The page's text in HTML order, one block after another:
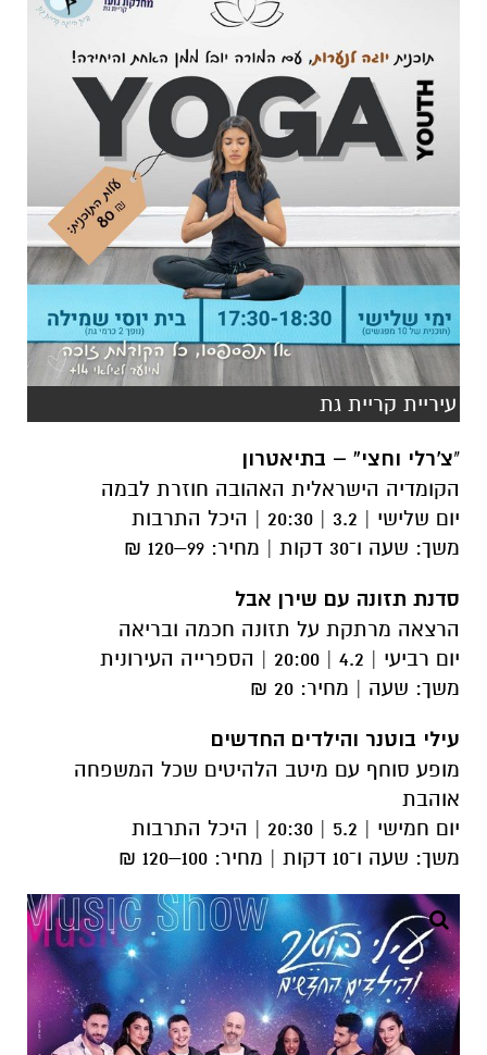
עיריית קריית גת
"צ'רלי וחצי” – בתיאטרון
הקומדיה הישראלית האהובה חוזרת לבמה
יום שלישי | 3.2 | 20:30 | היכל התרבות
משך: שעה ו־30 דקות | מחיר: 99–120 ₪
סדנת תזונה עם שירן אבל
הרצאה מרתקת על תזונה חכמה ובריאה
יום רביעי | 4.2 | 20:00 | הספרייה העירונית
משך: שעה | מחיר: 20 ₪
עילי בוטנר והילדים החדשים
מופע סוחף עם מיטב הלהיטים שכל המשפחה
אוהבת
יום חמישי | 5.2 | 20:30 | היכל התרבות
משך: שעה ו־10 דקות | מחיר: 100–120 ₪